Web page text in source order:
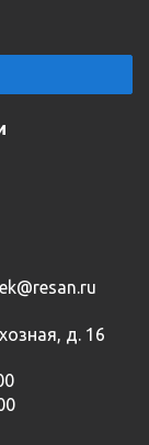
ek@resan.ru
д. 16